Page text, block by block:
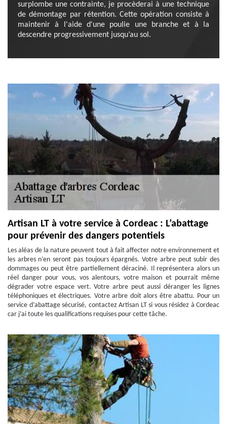
surplombe une contrainte, je procèderai à une technique
de démontage par rétention. Cette opération consiste à
maintenir à l'aide d'une poulie une branche et à la
descendre progressivement jusqu’au sol.
Artisan LT à votre service à Cordeac : L’abattage
pour prévenir des dangers potentiels
Les aléas de la nature peuvent tout à fait affecter notre environnement et
les arbres n’en seront pas toujours épargnés. Votre arbre peut subir des
dommages ou peut être partiellement déraciné. Il représentera alors un
réel danger pour vous, vos alentours, votre maison et pourrait même
dégrader votre espace vert. Votre arbre peut aussi déranger les lignes
téléphoniques et électriques. Votre arbre doit alors être abattu. Pour un
service d’abattage sécurisé, contactez Artisan LT si vous résidez à Cordeac
car j’ai toute les qualifications requises pour cette tâche.